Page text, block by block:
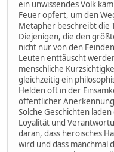
ein unwissendes Volk
Feuer opfert, um den
Metapher beschreibt die
Diejenigen, die den
nicht nur von den
Leuten enttäuscht
menschliche
gleichzeitig ein
Helden oft in der
öffentlicher
Solche Geschichten
Loyalität und
daran, dass heroisches
wird und dass manchmal